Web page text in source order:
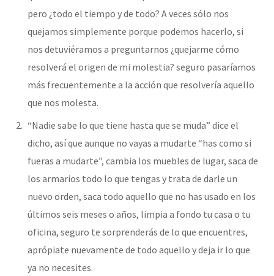
pero ¿todo el tiempo y de todo? A veces sólo nos
quejamos simplemente porque podemos hacerlo, si
nos detuviéramos a preguntarnos ¿quejarme cómo
resolverá el origen de mi molestia? seguro pasaríamos
más frecuentemente a la acción que resolvería aquello
que nos molesta.
“Nadie sabe lo que tiene hasta que se muda” dice el
dicho, así que aunque no vayas a mudarte “has como si
fueras a mudarte”, cambia los muebles de lugar, saca de
los armarios todo lo que tengas y trata de darle un
nuevo orden, saca todo aquello que no has usado en los
últimos seis meses o años, limpia a fondo tu casa o tu
oficina, seguro te sorprenderás de lo que encuentres,
aprópiate nuevamente de todo aquello y deja ir lo que
ya no necesites.